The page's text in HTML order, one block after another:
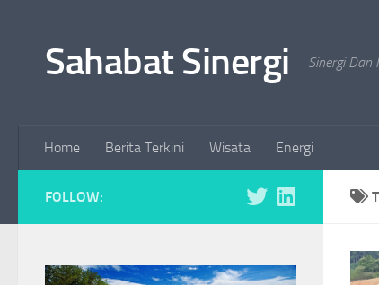
Sahabat Sinergi Sinergi Dan
Home Berita Terkini Wisata Energi
FOLLOW: